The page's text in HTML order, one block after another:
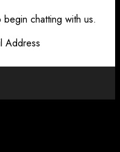
chatting with us.
Address